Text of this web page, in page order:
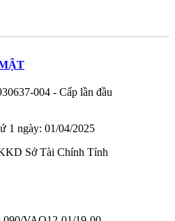
004 - Cấp lần đầu
1 ngày: 01/04/2025
Sở Tài Chính Tỉnh